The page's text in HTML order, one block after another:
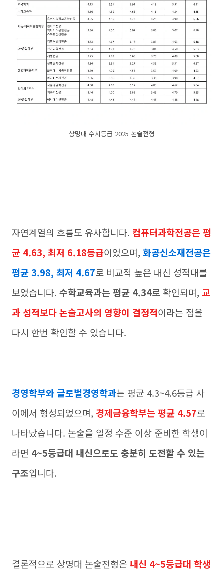
상명대 수시등급 2025 논술전형
자연계열의 흐름도 유사합니다. 컴퓨터과학전공은 평
균 4.63, 최저 6.18등급이었으며, 화공신소재전공은
평균 3.98, 최저 4.67로 비교적 높은 내신 성적대를
보였습니다. 수학교육과는 평균 4.34로 확인되며, 교
과 성적보다 논술고사의 영향이 결정적이라는 점을
다시 한번 확인할 수 있습니다.
경영학부와 글로벌경영학과는 평균 4.3~4.6등급 사
이에서 형성되었으며, 경제금융학부는 평균 4.57로
나타났습니다. 논술을 일정 수준 이상 준비한 학생이
라면 4~5등급대 내신으로도 충분히 도전할 수 있는
구조입니다.
결론적으로 상명대 논술전형은 내신 4~5등급대 학생